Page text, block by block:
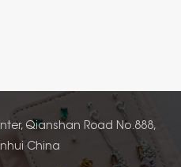
Qianshan Road No.888,
China